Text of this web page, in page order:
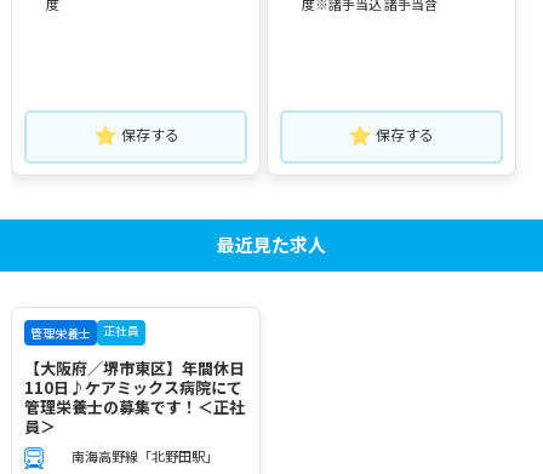
保存する 保存する
最近見た求人
管理栄養士 正社員
【大阪府／堺市東区】年間休日
110日♪ケアミックス病院にて
管理栄養士の募集です！＜正社
員＞
南海高野線「北野田駅」